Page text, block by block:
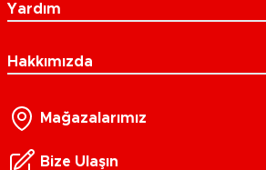
Yardım
Hakkımızda
Mağazalarımız
Bize Ulaşın